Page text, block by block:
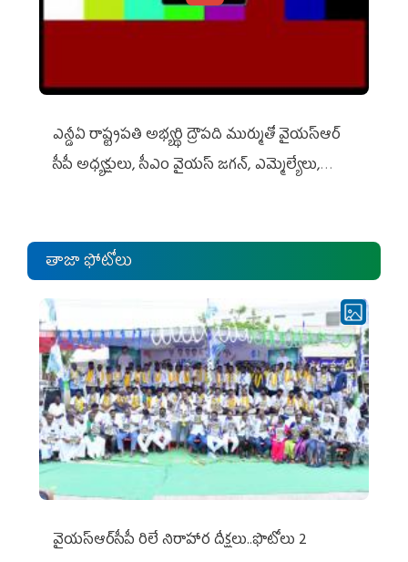
ఎన్డీఏ రాష్ట్ర‌ప‌తి అభ్య‌ర్థి ద్రౌప‌ది ముర్ముతో వైయ‌స్ఆర్
సీపీ అధ్య‌క్షులు, సీఎం వైయ‌స్ జ‌గ‌న్, ఎమ్మెల్యేలు,
తాజా ఫోటోలు
వైయ‌స్ఆర్‌సీపీ రిలే నిరాహార దీక్షలు..ఫొటోలు 2